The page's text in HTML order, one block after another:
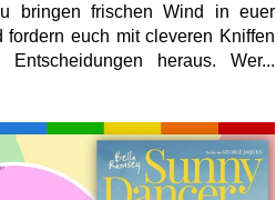
bringen frischen Wind in euer
fordern euch mit cleveren Kniffen
Entscheidungen heraus. Wer...